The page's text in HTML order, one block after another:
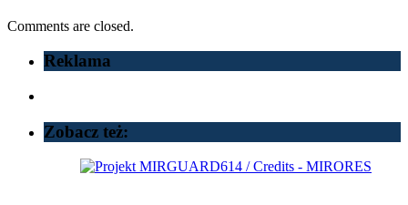
Comments are closed.
Reklama
Zobacz też: